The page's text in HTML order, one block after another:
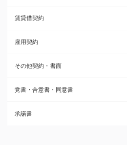
売買契約
株主総会議事録・関連書類
請負契約
フランチャイズ契約
賃貸借契約
賃貸借契約
雇用契約
その他契約・書面
覚書・合意書・同意書
承諾書